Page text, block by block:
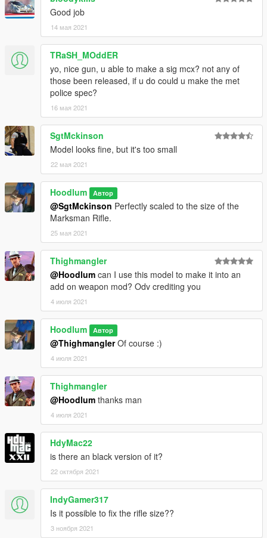
Good job
14 мая 2021
TRaSH_MOddER
yo, nice gun, u able to make a sig mcx? not any of
those been released, if u do could u make the met
police spec?
16 мая 2021
SgtMckinson
Model looks fine, but it's too small
22 мая 2021
Hoodlum Автор
@SgtMckinson Perfectly scaled to the size of the
Marksman Rifle.
25 мая 2021
Thighmangler
@Hoodlum can I use this model to make it into an
add on weapon mod? Odv crediting you
4 июля 2021
Hoodlum Автор
@ThighmanglerOf course :)
4 июля 2021
Thighmangler
@Hoodlum thanks man
4 июля 2021
HdyMac22
is there an black version of it?
22 октября 2021
IndyGamer317
Is it possible to fix the rifle size??
3 ноября 2021